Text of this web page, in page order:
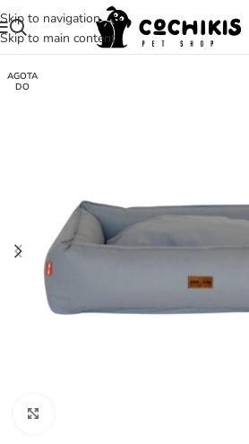
Skip to navigation
Skip to main content
AGOTA
DO